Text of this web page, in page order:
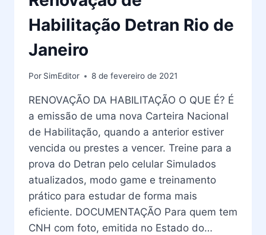
Habilitação Detran Rio de
Janeiro
Por SimEditor 8 de fevereiro de 2021
RENOVAÇÃO DA HABILITAÇÃO O QUE É? É
a emissão de uma nova Carteira Nacional
de Habilitação, quando a anterior estiver
vencida ou prestes a vencer. Treine para a
prova do Detran pelo celular Simulados
atualizados, modo game e treinamento
prático para estudar de forma mais
eficiente. DOCUMENTAÇÃO Para quem tem
CNH com foto, emitida no Estado do…